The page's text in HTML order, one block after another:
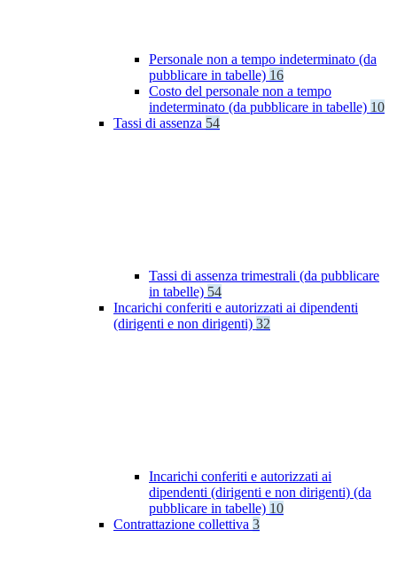
Personale non a tempo indeterminato (da
pubblicare in tabelle) 16
Costo del personale non a tempo
indeterminato (da pubblicare in tabelle) 10
Tassi di assenza 54
Tassi di assenza trimestrali (da pubblicare
in tabelle) 54
Incarichi conferiti e autorizzati ai dipendenti
(dirigenti e non dirigenti) 32
Incarichi conferiti e autorizzati ai
dipendenti (dirigenti e non dirigenti) (da
pubblicare in tabelle) 10
Contrattazione collettiva 3